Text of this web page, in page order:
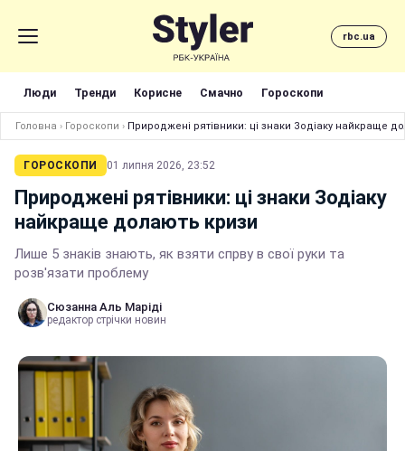
rbc.ua
Люди Тренди Корисне Смачно Гороскопи
Головна › Гороскопи › Природжені рятівники: ці знаки Зодіаку найкраще
ГОРОСКОПИ 01 липня 2026, 23:52
Природжені рятівники: ці знаки Зодіаку
найкраще долають кризи
Лише 5 знаків знають, як взяти спрву в свої руки та
розв'язати проблему
Сюзанна Аль Маріді
редактор стрічки новин